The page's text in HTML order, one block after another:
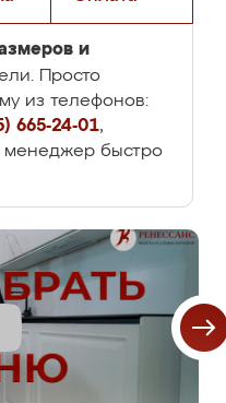
и
Просто
из телефонов:
665-24-01,
менеджер быстро